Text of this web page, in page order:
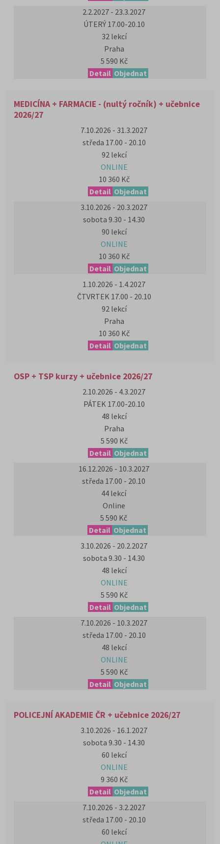
2.2.2027 - 23.3.2027
ÚTERÝ 17.00-20.10
32 lekcí
Praha
5 590 Kč
Detail Objednat
MEDICÍNA + FARMACIE - (nultý ročník) + učebnice
2026/27
7.10.2026 - 31.3.2027
středa 17.00 - 20.10
92 lekcí
ONLINE
10 360 Kč
Detail Objednat
3.10.2026 - 20.3.2027
sobota 9.30 - 14.30
90 lekcí
ONLINE
10 360 Kč
Detail Objednat
1.10.2026 - 1.4.2027
ČTVRTEK 17.00 - 20.10
92 lekcí
Praha
10 360 Kč
Detail Objednat
OSP + TSP kurzy + učebnice 2026/27
2.10.2026 - 4.3.2027
PÁTEK 17.00-20.10
48 lekcí
Praha
5 590 Kč
Detail Objednat
16.12.2026 - 10.3.2027
středa 17.00 - 20.10
44 lekcí
Online
5 590 Kč
Detail Objednat
3.10.2026 - 20.2.2027
sobota 9.30 - 14.30
48 lekcí
ONLINE
5 590 Kč
Detail Objednat
7.10.2026 - 10.3.2027
středa 17.00 - 20.10
48 lekcí
ONLINE
5 590 Kč
Detail Objednat
POLICEJNÍ AKADEMIE ČR + učebnice 2026/27
3.10.2026 - 16.1.2027
sobota 9.30 - 14.30
60 lekcí
ONLINE
9 360 Kč
Detail Objednat
7.10.2026 - 3.2.2027
středa 17.00 - 20.10
60 lekcí